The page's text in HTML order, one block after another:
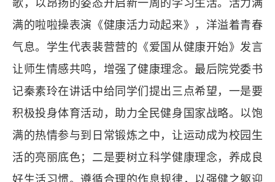
歌，以昂扬的姿态开启新一周的学习生活。活力满
满的啦啦操表演《健康活力动起来》，洋溢着青春
气息。学生代表裴营营的《爱国从健康开始》发言
让师生情感共鸣，增强了健康理念。最后院党委书
记秦素玲在讲话中给同学们提出三点希望，一是要
积极投身体育活动，助力全民健身国家战略。以饱
满的热情参与到日常锻炼之中，让运动成为校园生
活的亮丽底色；二是要树立科学健康理念，养成良